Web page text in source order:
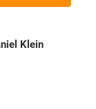
Klein